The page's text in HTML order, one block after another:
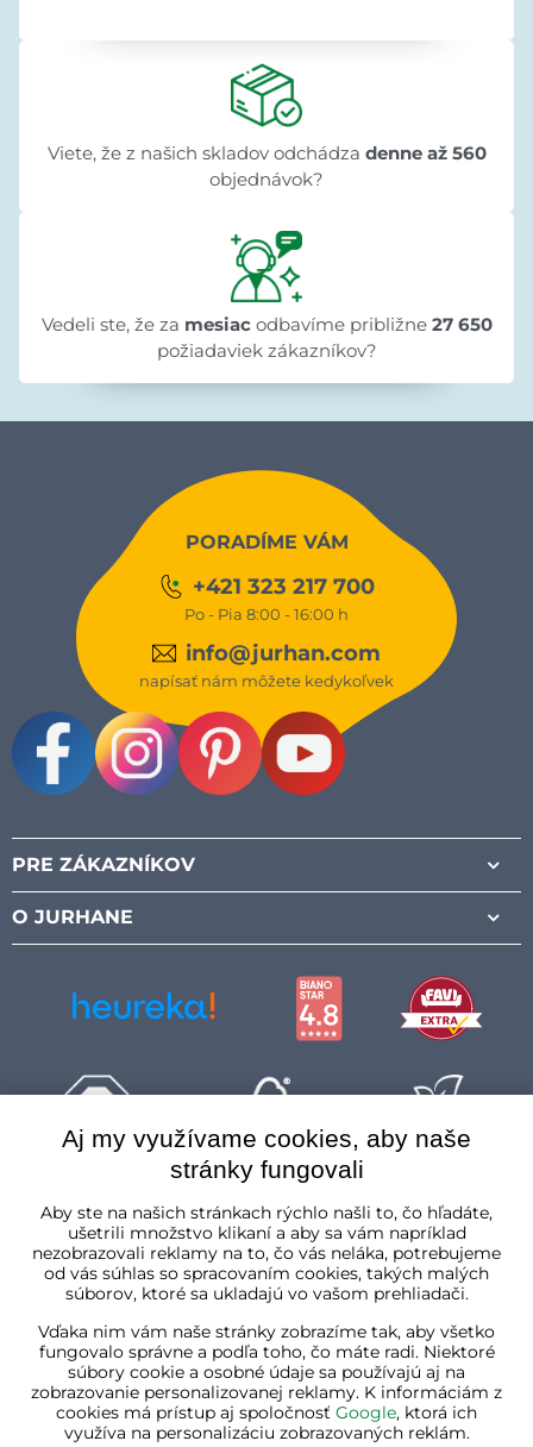
Viete, že z našich skladov odchádza denne až 560
objednávok?
Vedeli ste, že za mesiac odbavíme približne27 650
požiadaviek zákazníkov?
PORADÍME VÁM
+421 323 217 700
Po - Pia 8:00 - 16:00 h
info@jurhan.com
napísať nám môžete kedykoľvek
PRE ZÁKAZNÍKOV
O JURHANE
Aj my využívame cookies, aby naše
stránky fungovali
Aby ste na našich stránkach rýchlo našli to, čo hľadáte,
ušetrili množstvo klikaní a aby sa vám napríklad
nezobrazovali reklamy na to, čo vás neláka, potrebujeme
od vás súhlas so spracovaním cookies, takých malých
súborov, ktoré sa ukladajú vo vašom prehliadači.
Vďaka nim vám naše stránky zobrazíme tak, aby všetko
fungovalo správne a podľa toho, čo máte radi. Niektoré
súbory cookie a osobné údaje sa používajú aj na
zobrazovanie personalizovanej reklamy. K informáciám z
cookies má prístup aj spoločnosť Google, ktorá ich
využíva na personalizáciu zobrazovaných reklám.